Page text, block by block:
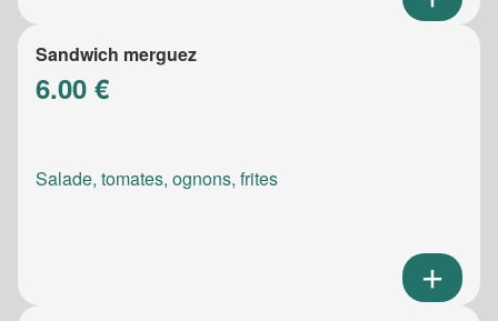
Sandwich merguez
6.00 €
Salade, tomates, ognons, frites